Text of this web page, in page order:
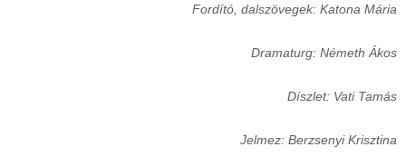
Fordító, dalszövegek: Katona Mária
Dramaturg: Németh Ákos
Díszlet: Vati Tamás
Jelmez: Berzsenyi Krisztina